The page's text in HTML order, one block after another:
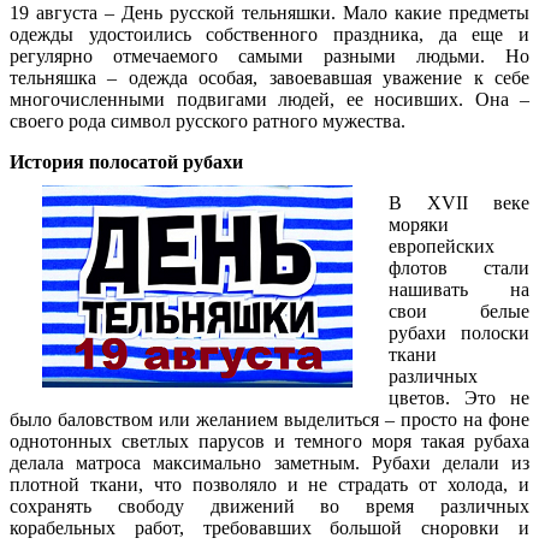
19 августа – День русской тельняшки. Мало какие предметы
одежды удостоились собственного праздника, да еще и
регулярно отмечаемого самыми разными людьми. Но
тельняшка – одежда особая, завоевавшая уважение к себе
многочисленными подвигами людей, ее носивших. Она –
своего рода символ русского ратного мужества.
История полосатой рубахи
В XVII веке
моряки
европейских
флотов стали
нашивать на
свои белые
рубахи полоски
ткани
различных
цветов. Это не
было баловством или желанием выделиться – просто на фоне
однотонных светлых парусов и темного моря такая рубаха
делала матроса максимально заметным. Рубахи делали из
плотной ткани, что позволяло и не страдать от холода, и
сохранять свободу движений во время различных
корабельных работ, требовавших большой сноровки и